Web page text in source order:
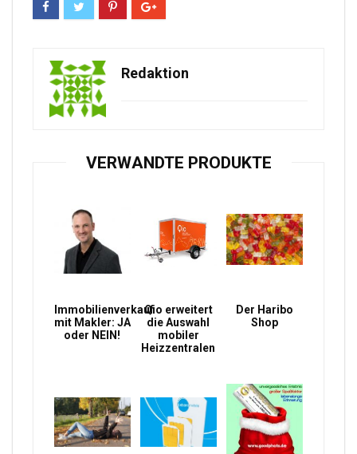
Redaktion
VERWANDTE PRODUKTE
Immobilienverkauf
mit Makler: JA
oder NEIN!
Qio erweitert
die Auswahl
mobiler
Heizzentralen
Der Haribo
Shop